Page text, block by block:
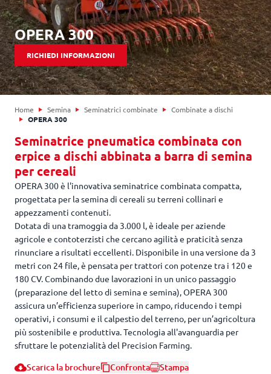
OPERA 300
RICHIEDI INFORMAZIONI
Home Semina Seminatrici combinate
Combinate a dischi
OPERA 300
Seminatrice pneumatica combinata con
erpice a dischi abbinata a barra di semina
per cereali
OPERA 300 è l'innovativa seminatrice combinata compatta,
progettata per la semina di cereali su terreni collinari e
appezzamenti contenuti.
Dotata di una tramoggia da 3.000 l, è ideale per aziende
agricole e contoterzisti che cercano agilità e praticità senza
rinunciare a risultati eccellenti. Disponibile in una versione da 3
metri con 24 file, è pensata per trattori con potenze tra i 120 e
180 CV. Combinando due lavorazioni in un unico passaggio
(preparazione del letto di semina e semina), OPERA 300
assicura un’efficienza superiore in campo, riducendo i tempi
operativi, i consumi e il calpestio del terreno, per un’agricoltura
più sostenibile e produttiva. Tecnologia all'avanguardia per
sfruttare le potenzialità del Precision Farming.
Scarica la brochure Confronta Stampa